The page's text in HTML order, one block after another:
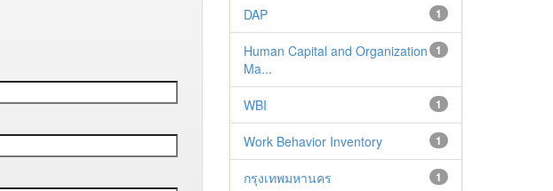
1
DAP
1
Human Capital and Organization
Ma...
1
WBI
1
Work Behavior Inventory
1
กรุงเทพมหานคร